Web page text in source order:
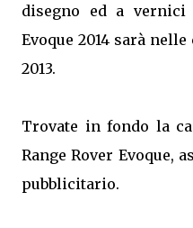
disegno ed a vernici
Evoque 2014 sarà
2013.
Trovate in fondo la
Range Rover Evoque,
pubblicitario.